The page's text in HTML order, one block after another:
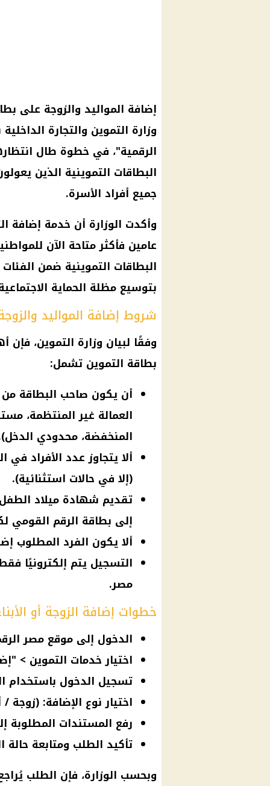
وزارة التموين والتجارة
الرقمية"، في خطوة طال
البطاقات التموينية الذين
جميع أفراد الأسرة.
وأكدت الوزارة أن خدمة إضافة
عامين فأكثر متاحة الآن
البطاقات التموينية ضمن الفئات
بتوسيع مظلة الحماية الاجتماعية
شروط إضافة المواليد
وفقًا لبيان وزارة التموين، فإن
بطاقة التموين تشمل:
أن يكون صاحب البطاقة من
العمالة غير المنتظمة،
المنخفضة، محدودي
(إلا في حالات استثنائية).
تقديم شهادة ميلاد الطفل
إلى بطاقة الرقم القومي
ألا يكون الفرد المطلوب
التسجيل يتم إلكترونيًا
مصر.
خطوات إضافة الزوجة أو
الدخول إلى موقع مصر
اختيار خدمات التموين >
تسجيل الدخول باستخدام
اختيار نوع الإضافة: (زوجة /
رفع المستندات المطلوبة
تأكيد الطلب ومتابعة حالة
وبحسب الوزارة، فإن الطلب